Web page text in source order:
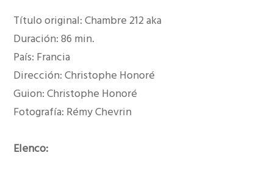
Título original: Chambre 212 aka
Duración: 86 min.
País: Francia
Dirección: Christophe Honoré
Guion: Christophe Honoré
Fotografía: Rémy Chevrin
Elenco: